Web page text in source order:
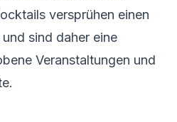
versprühen einen
sind daher eine
Veranstaltungen und